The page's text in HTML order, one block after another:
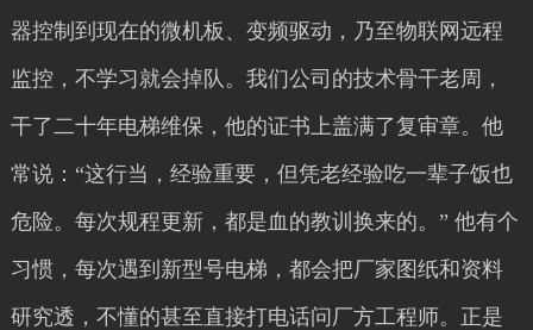
器控制到现在的微机板、变频驱动，乃至物联网远程
监控，不学习就会掉队。我们公司的技术骨干老周，
干了二十年电梯维保，他的证书上盖满了复审章。他
常说：“这行当，经验重要，但凭老经验吃一辈子饭也
危险。每次规程更新，都是血的教训换来的。” 他有个
习惯，每次遇到新型号电梯，都会把厂家图纸和资料
研究透，不懂的甚至直接打电话问厂方工程师。正是